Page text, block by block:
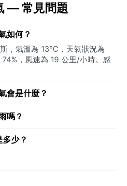
— 常見問題
如何？
，氣溫為 13°C，天氣狀況為
，風速為 19 公里/小時。感
會是什麼？
嗎？
少？